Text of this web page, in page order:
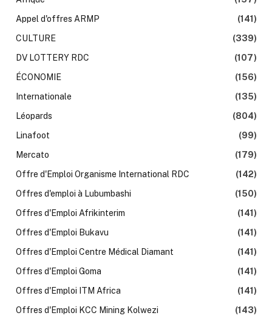
Appel d'offres ARMP
(141)
CULTURE
(339)
DV LOTTERY RDC
(107)
ÉCONOMIE
(156)
Internationale
(135)
Léopards
(804)
Linafoot
(99)
Mercato
(179)
Offre d'Emploi Organisme International RDC
(142)
Offres d'emploi à Lubumbashi
(150)
Offres d'Emploi Afrikinterim
(141)
Offres d'Emploi Bukavu
(141)
Offres d'Emploi Centre Médical Diamant
(141)
Offres d'Emploi Goma
(141)
Offres d'Emploi ITM Africa
(141)
Offres d'Emploi KCC Mining Kolwezi
(143)